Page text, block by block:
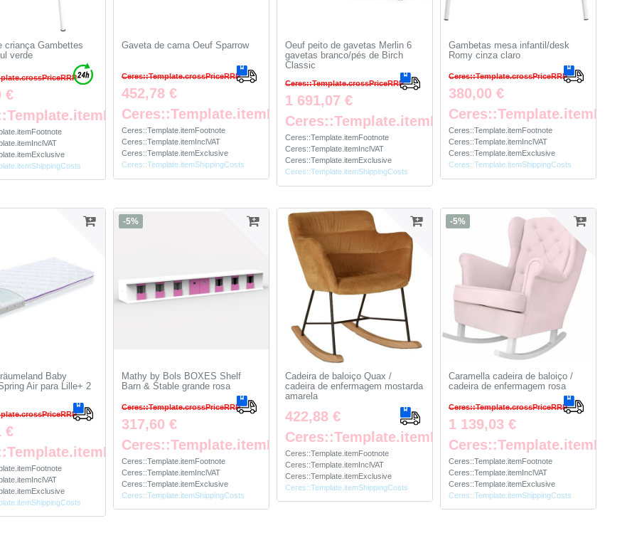
criança Gambettes
verde
€
Gaveta de cama Oeuf Sparrow
Ceres::Template.crossPriceRRP
452,78 €
Ceres::Template.itemFootnote
Ceres::Template.itemFootnote
Ceres::Template.itemInclVAT
Ceres::Template.itemExclusive
Ceres::Template.itemShippingCosts
Oeuf peito de gavetas Merlin 6
gavetas branco/pés de Birch
Classic
Ceres::Template.crossPriceRRP
1 691,07 €
Ceres::Template.itemFootnote
Ceres::Template.itemFootnote
Ceres::Template.itemInclVAT
Ceres::Template.itemExclusive
Ceres::Template.itemShippingCosts
Gambetas mesa infantil/desk
Romy cinza claro
Ceres::Template.crossPriceRRP
380,00 €
Ceres::Template.itemFootnote
Ceres::Template.itemInclVAT
Ceres::Template.itemExclusive
Ceres::Template.itemShippingCosts
Baby
Air para Lille+ 2
€
-5%
Mathy by Bols BOXES Shelf
Barn & Stable grande rosa
Ceres::Template.crossPriceRRP
317,60 €
Ceres::Template.itemFootnote
Ceres::Template.itemFootnote
Ceres::Template.itemInclVAT
Ceres::Template.itemExclusive
Ceres::Template.itemShippingCosts
Cadeira de baloiço Quax /
cadeira de enfermagem mostarda
amarela
422,88 €
Ceres::Template.itemFootnote
Ceres::Template.itemFootnote
Ceres::Template.itemInclVAT
Ceres::Template.itemExclusive
Ceres::Template.itemShippingCosts
-5%
Caramella cadeira de baloiço /
cadeira de enfermagem rosa
Ceres::Template.crossPriceRRP
1 139,03 €
Ceres::Template.itemFootnote
Ceres::Template.itemInclVAT
Ceres::Template.itemExclusive
Ceres::Template.itemShippingCosts